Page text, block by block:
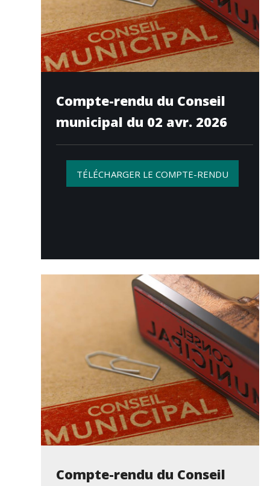
Compte-rendu du Conseil
municipal du 02 avr. 2026
TÉLÉCHARGER LE COMPTE-RENDU
Compte-rendu du Conseil